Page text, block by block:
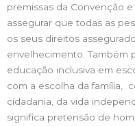
premissas da Convenção
assegurar que todas as
os seus direitos
envelhecimento. Também
educação inclusiva em
com a escolha da família,
cidadania, da vida
significa pretensão de